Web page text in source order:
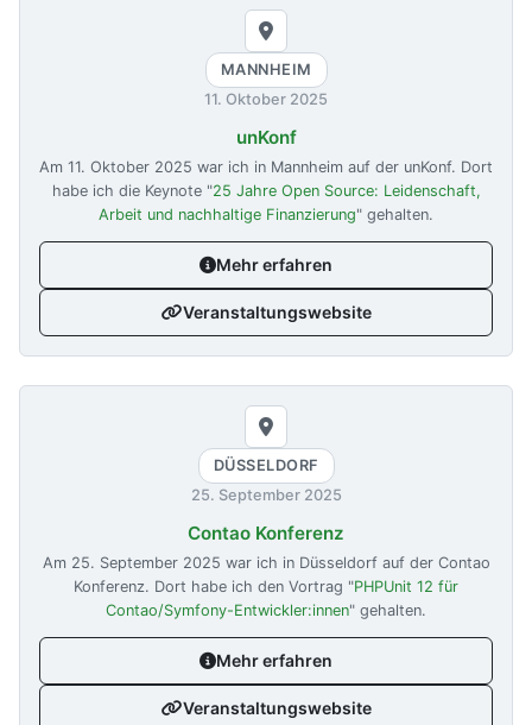
MANNHEIM
11. Oktober 2025
unKonf
Am 11. Oktober 2025 war ich in Mannheim auf der unKonf. Dort
habe ich die Keynote "25 Jahre Open Source: Leidenschaft,
Arbeit und nachhaltige Finanzierung" gehalten.
Mehr erfahren
Veranstaltungswebsite
DÜSSELDORF
25. September 2025
Contao Konferenz
Am 25. September 2025 war ich in Düsseldorf auf der Contao
Konferenz. Dort habe ich den Vortrag "PHPUnit 12 für
Contao/Symfony-Entwickler:innen" gehalten.
Mehr erfahren
Veranstaltungswebsite